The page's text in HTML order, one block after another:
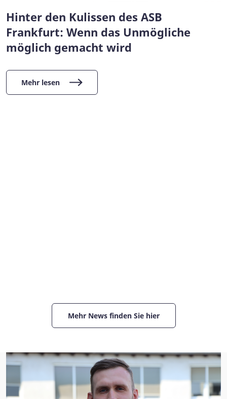
Hinter den Kulissen des ASB
Frankfurt: Wenn das Unmögliche
möglich gemacht wird
Mehr lesen
Mehr News finden Sie hier